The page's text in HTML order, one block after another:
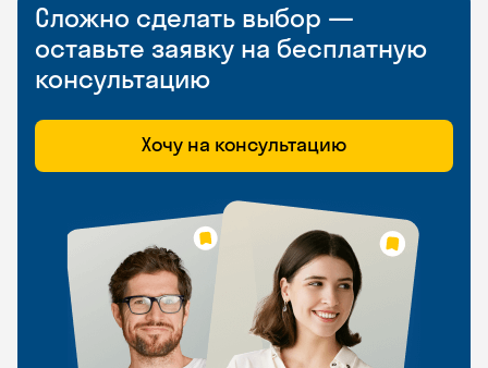
Сложно сделать выбор —
оставьте заявку на бесплатную
консультацию
Хочу на консультацию